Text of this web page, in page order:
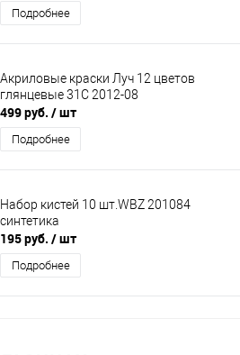
Подробнее
Акриловые краски Луч 12 цветов
глянцевые 31С 2012-08
499 руб. / шт
Подробнее
Набор кистей 10 шт.WBZ 201084
синтетика
195 руб. / шт
Подробнее